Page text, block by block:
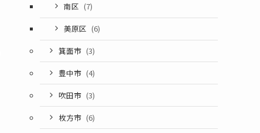
南区 (7)
美原区 (6)
箕面市 (3)
豊中市 (4)
吹田市 (3)
枚方市 (6)